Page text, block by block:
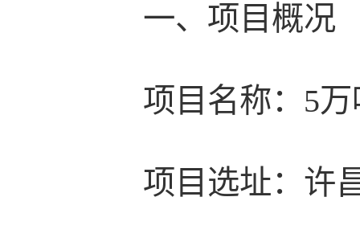
一、项目概况
项目名称：5万
项目选址：许